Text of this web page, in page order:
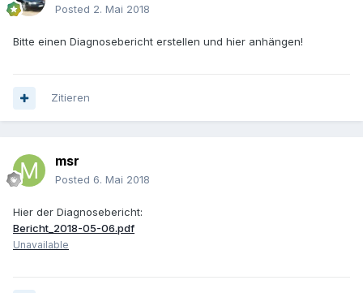
Posted 2. Mai 2018
Bitte einen Diagnosebericht erstellen und hier anhängen!
Zitieren
msr
Posted 6. Mai 2018
Hier der Diagnosebericht:
Bericht_2018-05-06.pdf
Unavailable